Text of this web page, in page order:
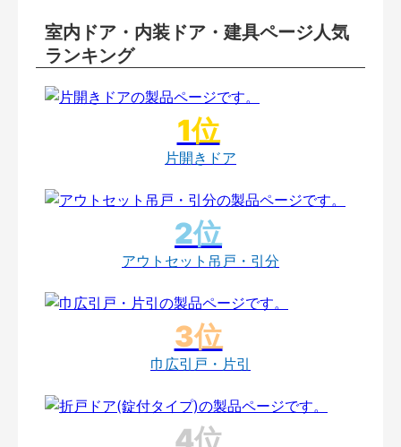
室内ドア・内装ドア・建具ページ人気
ランキング
片開きドア
アウトセット吊戸・引分
巾広引戸・片引